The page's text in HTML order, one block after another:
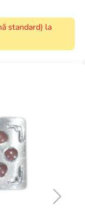
standard) la